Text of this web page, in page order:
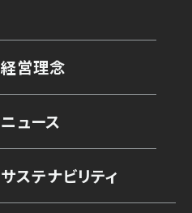
経営理念
ニュース
サステナビリティ